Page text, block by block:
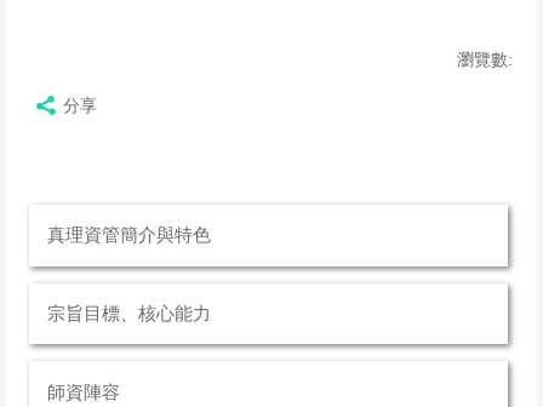
瀏覽數:
分享
真理資管簡介與特色
宗旨目標、核心能力
師資陣容